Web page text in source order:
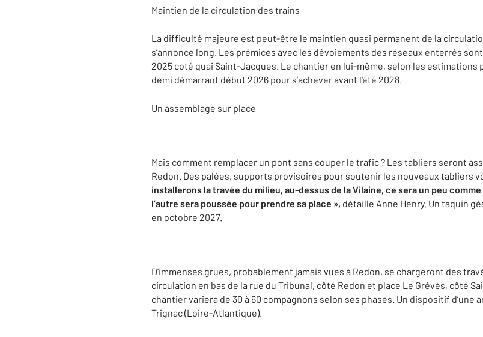
Maintien de la circulation des trains
La difficulté majeure est peut-être le maintien quasi permanent de la
s’annonce long. Les prémices avec les dévoiements des réseaux enterrés sont
2025 coté quai Saint-Jacques. Le chantier en lui-même, selon les estimations
demi démarrant début 2026 pour s’achever avant l’été 2028.
Un assemblage sur place
Mais comment remplacer un pont sans couper le trafic ? Les tabliers seront
Redon. Des palées, supports provisoires pour soutenir les nouveaux tabliers
installerons la travée du milieu, au-dessus de la Vilaine, ce sera un peu
l’autre sera poussée pour prendre sa place », détaille Anne Henry. Un taquin
en octobre 2027.
D’immenses grues, probablement jamais vues à Redon, se chargeront des
circulation en bas de la rue du Tribunal, côté Redon et place Le Grévès, côté
chantier variera de 30 à 60 compagnons selon ses phases. Un dispositif d’une
Trignac (Loire-Atlantique).